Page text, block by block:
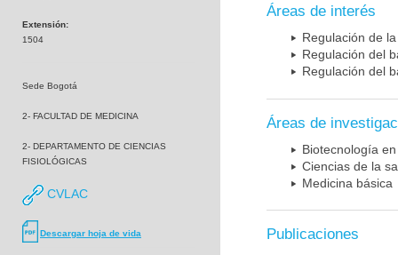
Extensión:
1504
Sede Bogotá
2- FACULTAD DE MEDICINA
2- DEPARTAMENTO DE CIENCIAS
FISIOLÓGICAS
CVLAC
Descargar hoja de vida
Áreas de interés
Regulación de
Regulación del
Regulación del
Áreas de
Biotecnología
Ciencias de la
Medicina básica
Publicaciones